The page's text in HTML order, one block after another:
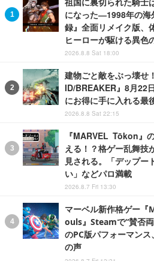
祖国に裏切られた騎士
になった―1998年の海
録』全面リメイク版、
ヒーローが駆ける異色
2026.8.8 Sat 18:00
建物ごと敵をぶっ壊せ
ID/BREAKER』8月22
にお得に手に入れる最
2026.8.8 Sat 22:15
『MARVEL Tōkon』
える！？格ゲー乱舞技
見される。「デップー
い」などパロ満載
2026.8.7 Fri 13:30
マーベル新作格ゲー
ouls』Steamで“賛否
のPC版パフォーマン
の声